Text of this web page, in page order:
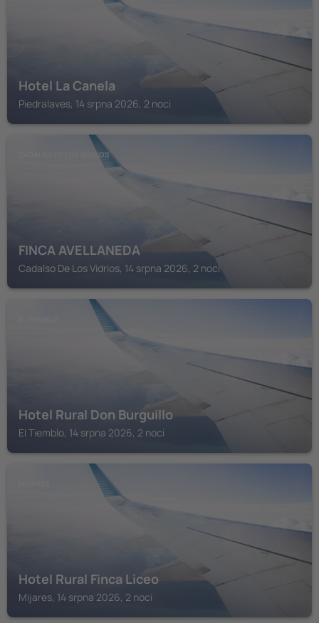
Hotel La Canela
Piedralaves, 14 srpna 2026, 2 noci
CADALSO DE LOS VIDRIOS
FINCA AVELLANEDA
Cadalso De Los Vidrios, 14 srpna 2026, 2 noci
Hotel Rural Don Burguillo
El Tiemblo, 14 srpna 2026, 2 noci
Hotel Rural Finca Liceo
Mijares, 14 srpna 2026, 2 noci